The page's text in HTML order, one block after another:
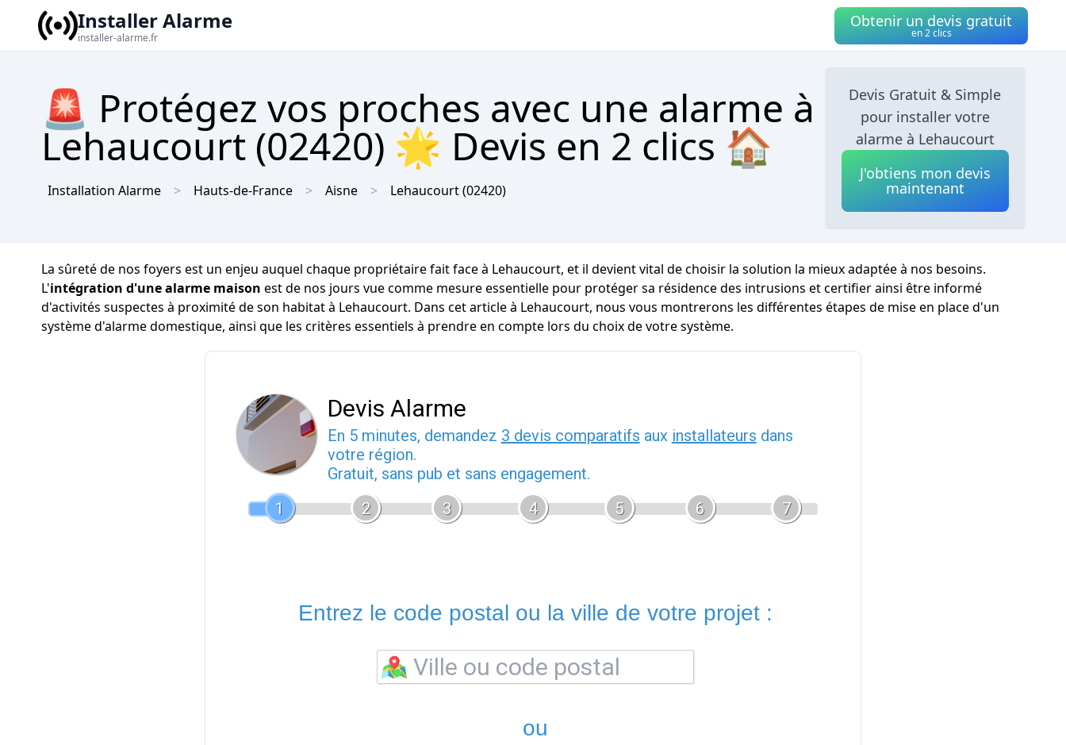
Installer Alarme
installer-alarme.fr
Obtenir un devis gratuit
en 2 clics
🚨 Protégez vos proches avec une alarme à
Lehaucourt (02420) 🌟 Devis en 2 clics 🏠
Installation Alarme Hauts-de-France Aisne Lehaucourt(02420)
Devis Gratuit & Simple
pour installer votre
alarme à Lehaucourt
J'obtiens mon devis
maintenant
La sûreté de nos foyers est un enjeu auquel chaque propriétaire fait face à Lehaucourt, et il devient vital de choisir la solution la mieux adaptée à nos besoins.
L'intégration d'une alarme maison est de nos jours vue comme mesure essentielle pour protéger sa résidence des intrusions et certifier ainsi être informé
d'activités suspectes à proximité de son habitat à Lehaucourt. Dans cet article à Lehaucourt, nous vous montrerons les différentes étapes de mise en place d'un
système d'alarme domestique, ainsi que les critères essentiels à prendre en compte lors du choix de votre système.
Devis Alarme
En 5 minutes, demandez 3 devis comparatifs aux installateurs dans
votre région.
Gratuit, sans pub et sans engagement.
1
2 3 4 5 6 7
Entrez le code postal ou la ville de votre projet :
ou